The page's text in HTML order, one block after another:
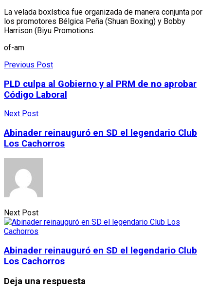
La velada boxística fue organizada de manera conjunta por
los promotores Bélgica Peña (Shuan Boxing) y Bobby
Harrison (Biyu Promotions.
of-am
Previous Post
PLD culpa al Gobierno y al PRM de no aprobar
Código Laboral
Next Post
Abinader reinauguró en SD el legendario Club
Los Cachorros
Next Post
Abinader reinauguró en SD el legendario Club
Los Cachorros
Deja una respuesta